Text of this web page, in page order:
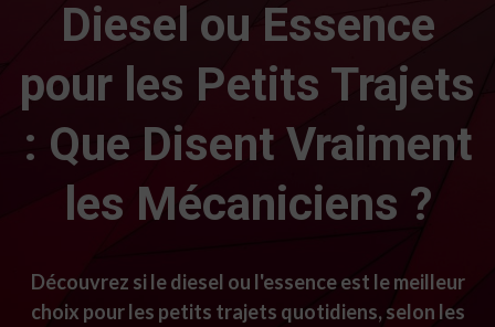
Diesel ou Essence
pour les Petits Trajets
: Que Disent Vraiment
les Mécaniciens ?
Découvrez si le diesel ou l'essence est le meilleur
choix pour les petits trajets quotidiens, selon les